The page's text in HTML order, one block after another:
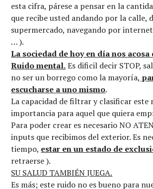
esta cifra, párese a pensar en la
que recibe usted andando por la calle,
supermercado, navegando por
… ).
La sociedad de hoy en día nos
Ruido mental.Es dificil decir STOP,
no ser un borrego como la mayoría,
escucharse a uno mismo.
La capacidad de filtrar y clasificar este
importancia para aquel que quiera
Para poder crear es necesario NO
inputs que recibimos del exterior. Es
tiempo, estar en un estado de
retraerse ).
SU SALUD TAMBIÉN JUEGA.
Es más; este ruido no es bueno para